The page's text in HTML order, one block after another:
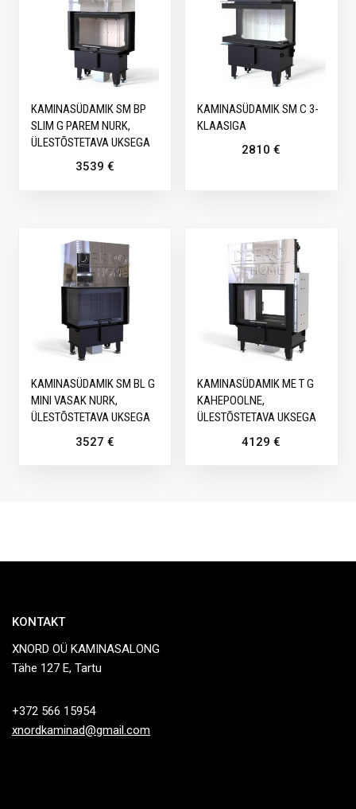
KAMINASÜDAMIK SM BP
SLIM G PAREM NURK,
ÜLESTÕSTETAVA UKSEGA
3539 €
KAMINASÜDAMIK SM C 3-
KLAASIGA
2810€
KAMINASÜDAMIK SM BL G
MINI VASAK NURK,
ÜLESTÕSTETAVA UKSEGA
3527 €
KAMINASÜDAMIK ME T G
KAHEPOOLNE,
ÜLESTÕSTETAVA UKSEGA
4129€
KONTAKT
XNORD OÜ KAMINASALONG
Tähe 127 E, Tartu
+372 566 15954
xnordkaminad@gmail.com